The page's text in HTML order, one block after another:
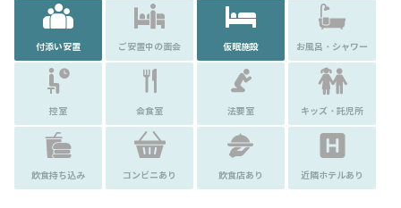
付添い安置 ご安置中の面会 仮眠施設 お風呂・シャワー
控室 会食室 法要室 キッズ・託児所
飲食持ち込み コンビニあり 飲食店あり 近隣ホテルあり